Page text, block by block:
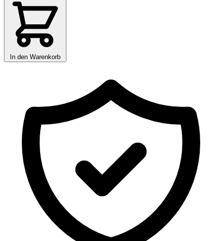
In den Warenkorb